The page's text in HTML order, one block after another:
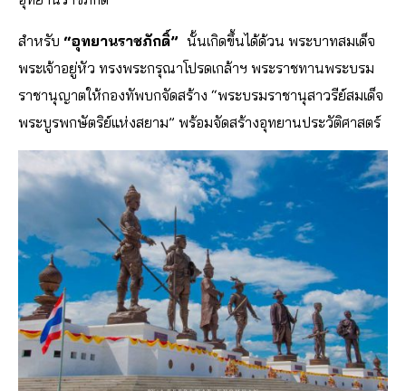
สำหรับ “อุทยานราชภักดิ์” นั้นเกิดขึ้นได้ด้วน พระบาทสมเด็จ
พระเจ้าอยู่หัว ทรงพระกรุณาโปรดเกล้าฯ พระราชทานพระบรม
ราชานุญาตให้กองทัพบกจัดสร้าง “พระบรมราชานุสาวรีย์สมเด็จ
พระบูรพกษัตริย์แห่งสยาม” พร้อมจัดสร้างอุทยานประวัติศาสตร์